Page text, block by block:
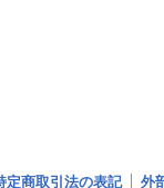
定商取引法の表記 外